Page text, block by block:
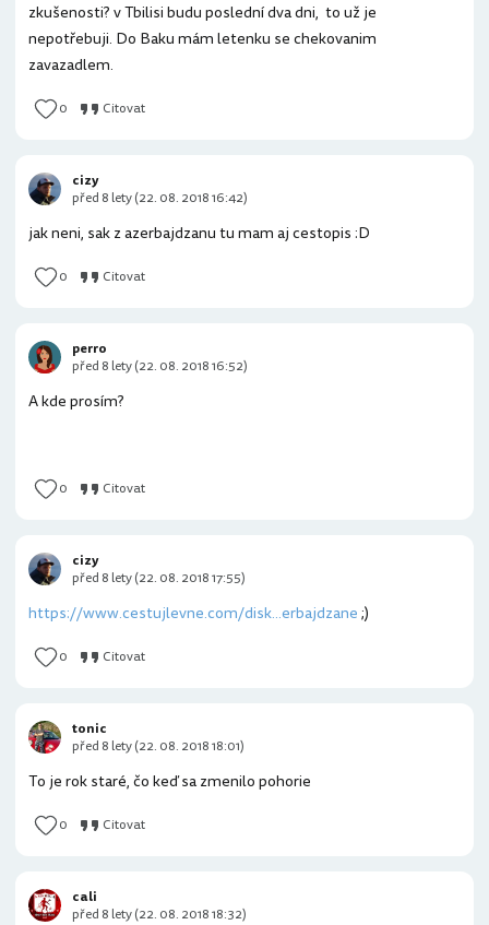
zkušenosti? v Tbilisi budu poslední dva dni, to už je
nepotřebuji. Do Baku mám letenku se chekovanim
zavazadlem.
0 Citovat
jak neni, sak z azerbajdzanu tu mam aj cestopis :D
0 Citovat
cizy
před 8 lety (22. 08. 2018 16:42)
A kde prosím?
0 Citovat
perro
před 8 lety (22. 08. 2018 16:52)
https://www.cestujlevne.com/disk...erbajdzane;)
0 Citovat
cizy
před 8 lety (22. 08. 2018 17:55)
To je rok staré, čo keď sa zmenilo pohorie
0 Citovat
tonic
před 8 lety (22. 08. 2018 18:01)
cali
před 8 lety (22. 08. 2018 18:32)